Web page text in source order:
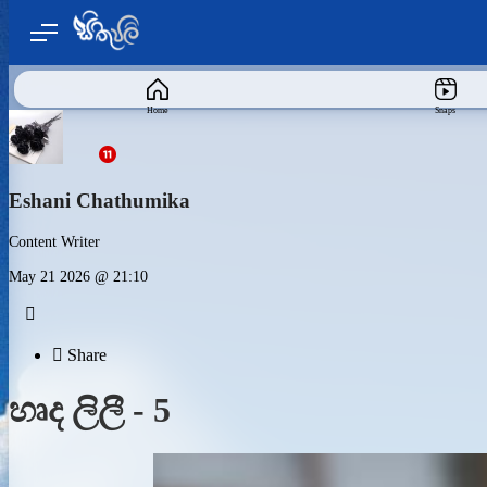
Home Snaps
Eshani Chathumika
Content Writer
May 21 2026 @ 21:10

 Share
හෘද ලිලී - 5